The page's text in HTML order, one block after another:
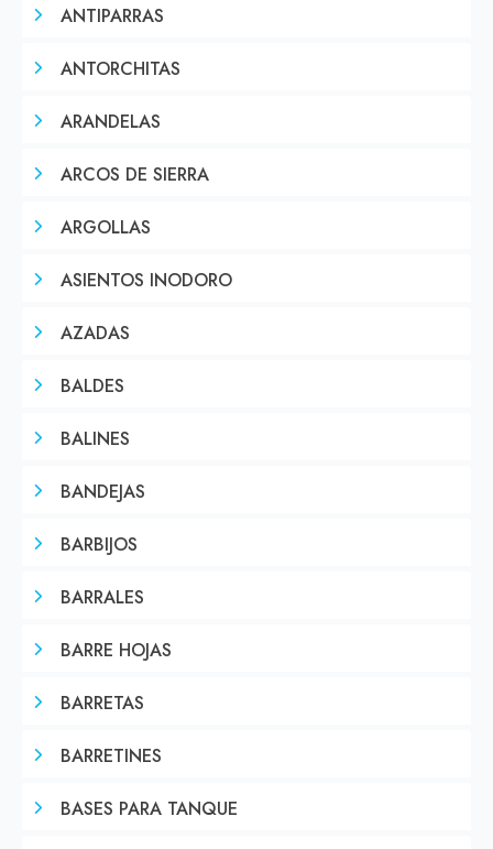
ANTIPARRAS
ANTORCHITAS
ARANDELAS
ARCOS DE SIERRA
ARGOLLAS
ASIENTOS INODORO
AZADAS
BALDES
BALINES
BANDEJAS
BARBIJOS
BARRALES
BARRE HOJAS
BARRETAS
BARRETINES
BASES PARA TANQUE